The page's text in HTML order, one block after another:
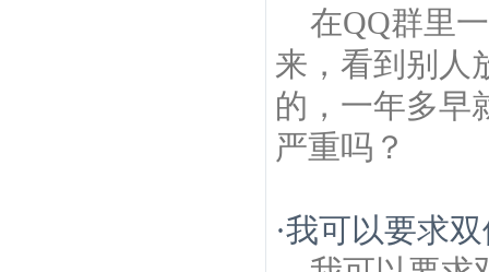
在QQ群里
来，看到别人
的，一年多早
严重吗？
·我可以要求